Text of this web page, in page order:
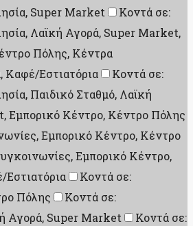
Super Market
Κοντά σε:
Λαϊκή Αγορά, Super Market,
Πόλης, Κέντρα
Καφέ/Εστιατόρια
Κοντά σε:
Παιδικό Σταθμό, Λαϊκή
Εμπορικό Κέντρο, Κέντρο Πόλης
Εμπορικό Κέντρο, Κέντρο
Εμπορικό Κέντρο,
Κοντά σε:
Πόλης
Κοντά σε:
Αγορά, Super Market
Κοντά σε: